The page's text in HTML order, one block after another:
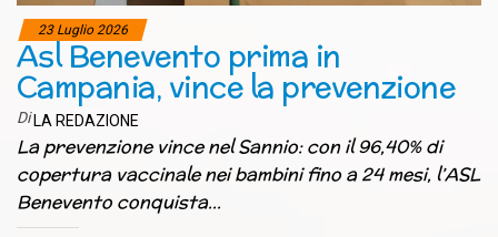
23 Luglio 2026
Asl Benevento prima in
Campania, vince la prevenzione
Di LA REDAZIONE
La prevenzione vince nel Sannio: con il 96,40% di
copertura vaccinale nei bambini fino a 24 mesi, l’ASL
Benevento conquista…